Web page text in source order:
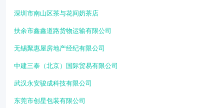
深圳市南山区茶与花间奶茶店
扶余市鑫鑫道路货物运输有限公司
无锡聚惠屋房地产经纪有限公司
中建三泰（北京）国际贸易有限公司
武汉永安骏成科技有限公司
东莞市创星包装有限公司